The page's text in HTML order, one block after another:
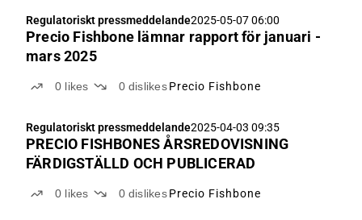
Regulatoriskt pressmeddelande2025-05-07 06:00
Precio Fishbone lämnar rapport för januari -
mars 2025
0 likes 0 dislikes Precio Fishbone
Regulatoriskt pressmeddelande2025-04-03 09:35
PRECIO FISHBONES ÅRSREDOVISNING
FÄRDIGSTÄLLD OCH PUBLICERAD
0 likes 0 dislikes Precio Fishbone